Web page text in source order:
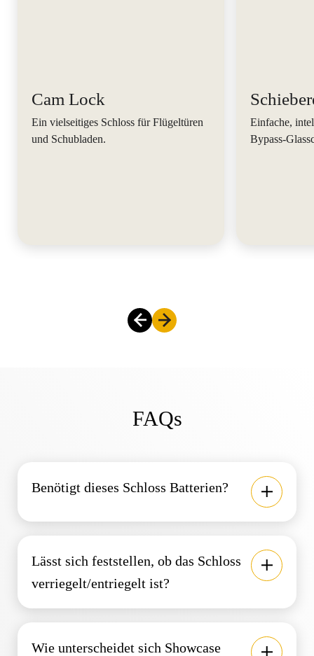
Cam Lock
Ein vielseitiges Schloss für Flügeltüren
und Schubladen.
Einfache,
Bypass-
FAQs
Benötigt dieses Schloss Batterien?
Lässt sich feststellen, ob das Schloss
verriegelt/entriegelt ist?
Wie unterscheidet sich Showcase